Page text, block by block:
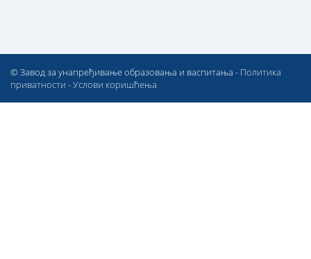
© Завод за унапређивање образовања и васпитања - Политика
приватности -Услови коришћења